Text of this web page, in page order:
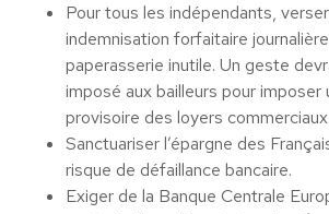
Pour tous les indépendants,
indemnisation forfaitaire
paperasserie inutile. Un geste
imposé aux bailleurs pour imposer
provisoire des loyers commerciaux.
Sanctuariser l’épargne des
risque de défaillance bancaire.
Exiger de la Banque Centrale